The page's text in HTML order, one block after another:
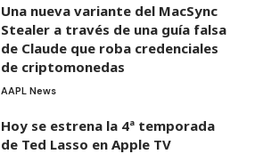
Una nueva variante del MacSync
Stealer a través de una guía falsa
de Claude que roba credenciales
de criptomonedas
AAPL News
Hoy se estrena la 4ª temporada
de Ted Lasso en Apple TV